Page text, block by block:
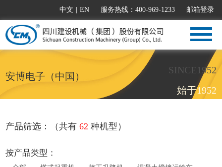
中文 EN 服务热线：400-969-1233 邮箱登录
安博电子（中国）
SINCE1952
始于1952
产品筛选：（共有62 种机型）
按产品类型：